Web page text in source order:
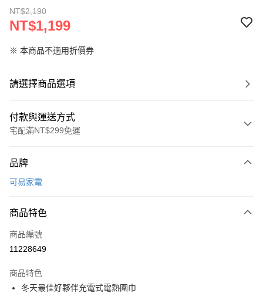
NT$2,190
NT$1,199
※ 本商品不適用折價券
請選擇商品選項
付款與運送方式
宅配滿NT$299免運
信用卡一次付款
Apple Pay
悠遊付
全盈+PAY
品牌
可易家電
商品特色
商品編號
11228649
商品特色
冬天最佳好夥伴充電式電熱圍巾